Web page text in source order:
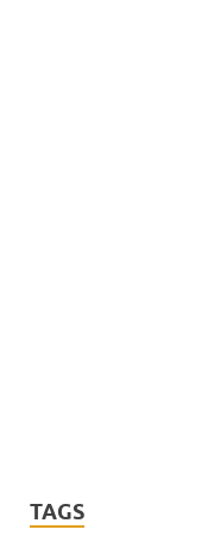
TAGS